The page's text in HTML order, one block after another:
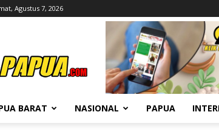
Agustus 7, 2026
BARAT NASIONAL PAPUA